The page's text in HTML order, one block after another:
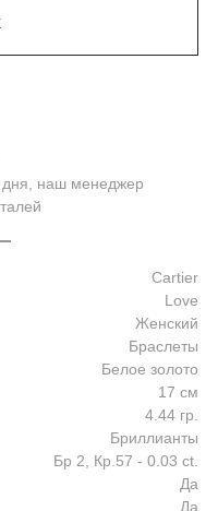
дня, наш менеджер
Cartier
Love
Женский
Браслеты
Белое золото
17 см
4.44 гр.
Бриллианты
Бр 2, Кр.57 - 0.03 ct.
Да
Да